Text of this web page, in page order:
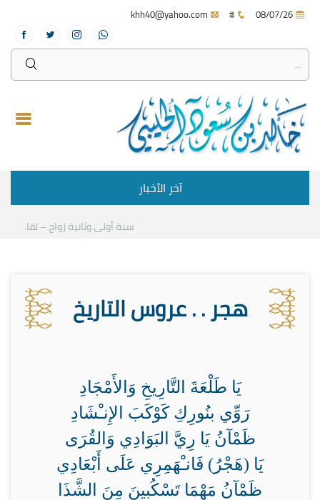
#
آخر الأخبار
سنة أولى وثانية زواج – لقاء مع
هجر . . عروس التاريخ
يَا طَلْعَةَ التَّارِيخِ وَالأَمْجَادِ
رَوِّي بنُورِكِ كَوْكَبَ الإِنـْشَادِ
ظَمْآنُ يَا رِيَّ البَوَادِي وَالقُرَى
يَا (هَجْرُ) فَانـْهَمِرِي عَلَى أَبْعَادِي
ظَمْآنُ مَهْمَا تَسْكُبينَ مِنَ الشَّذَا